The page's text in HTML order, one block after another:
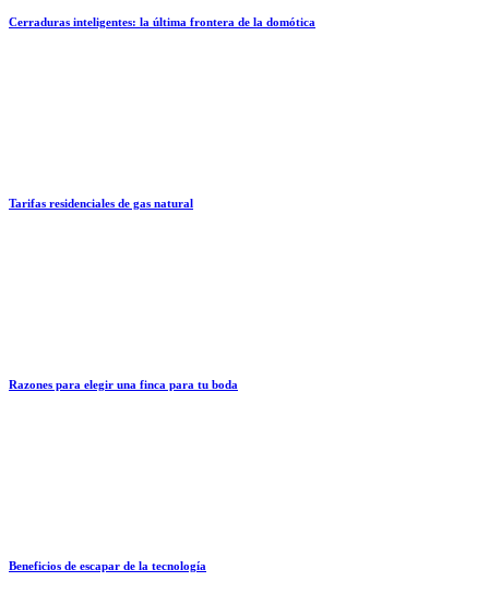
Cerraduras inteligentes: la última frontera de la domótica
Tarifas residenciales de gas natural
Razones para elegir una finca para tu boda
Beneficios de escapar de la tecnología